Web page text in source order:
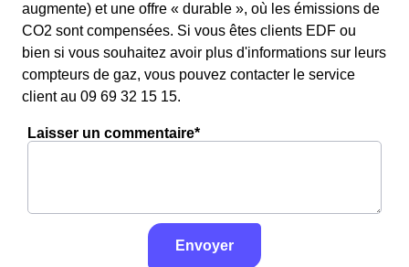
augmente) et une offre « durable », où les émissions de
CO2 sont compensées. Si vous êtes clients EDF ou
bien si vous souhaitez avoir plus d'informations sur leurs
compteurs de gaz, vous pouvez contacter le service
client au 09 69 32 15 15.
Laisser un commentaire*
Envoyer